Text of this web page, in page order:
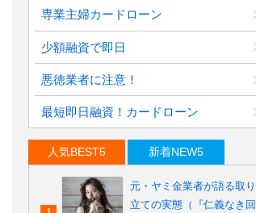
専業主婦カードローン
少額融資で即日
悪徳業者に注意！
最短即日融資！カードローン
人気BEST5 新着NEW5
元・ヤミ金業者が語る取り
立ての実態（『仁義なき回